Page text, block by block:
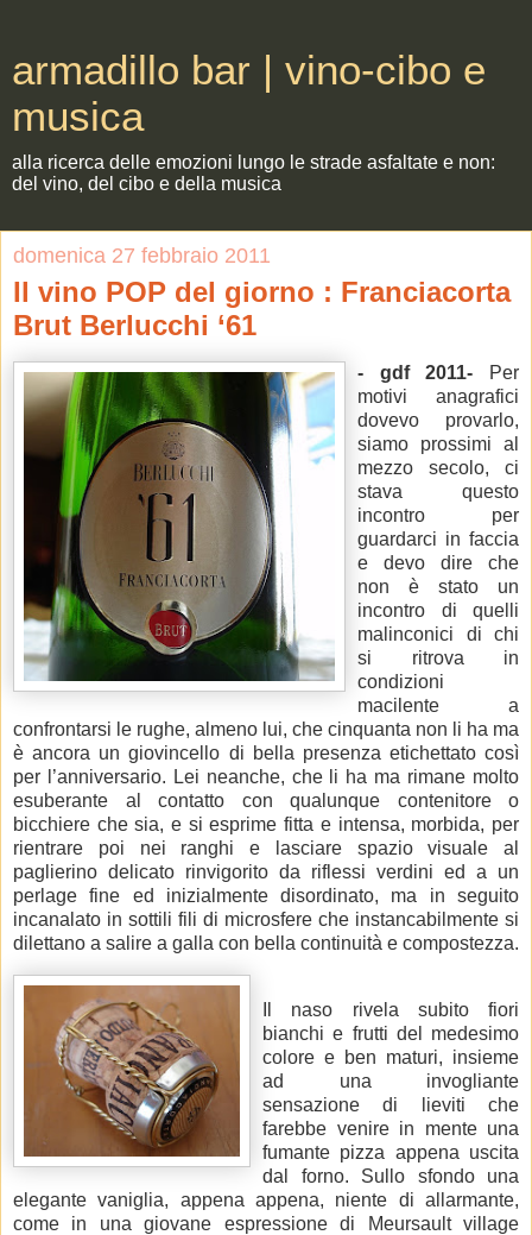
armadillo bar | vino-cibo e
musica
alla ricerca delle emozioni lungo le strade asfaltate e non:
del vino, del cibo e della musica
domenica 27 febbraio 2011
Il vino POP del giorno : Franciacorta
Brut Berlucchi ‘61
- gdf 2011- Per
motivi anagrafici
dovevo provarlo,
siamo prossimi al
mezzo secolo, ci
stava questo
incontro per
guardarci in faccia
e devo dire che
non è stato un
incontro di quelli
malinconici di chi
si ritrova in
condizioni
macilente a
confrontarsi le rughe, almeno lui, che cinquanta non li ha ma
è ancora un giovincello di bella presenza etichettato così
per l’anniversario. Lei neanche, che li ha ma rimane molto
esuberante al contatto con qualunque contenitore o
bicchiere che sia, e si esprime fitta e intensa, morbida, per
rientrare poi nei ranghi e lasciare spazio visuale al
paglierino delicato rinvigorito da riflessi verdini ed a un
perlage fine
ed inizialmente disordinato, ma in seguito
incanalato in sottili fili di microsfere che instancabilmente si
dilettano a salire a galla con bella continuità e compostezza.
Il naso rivela subito fiori
bianchi e frutti del medesimo
colore e ben maturi, insieme
ad una invogliante
sensazione di lieviti che
farebbe venire in mente una
fumante pizza appena uscita
dal forno. Sullo sfondo una
elegante vaniglia, appena appena, niente di allarmante,
come in una giovane espressione di Meursault village